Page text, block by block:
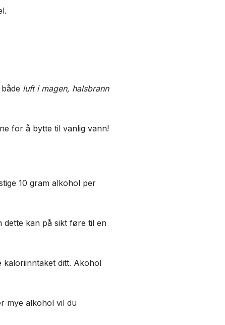
luft i magen, halsbrann
for å bytte til vanlig vann!
10 gram alkohol per
dette kan på sikt føre til en
kaloriinntaket ditt. Akohol
mye alkohol vil du